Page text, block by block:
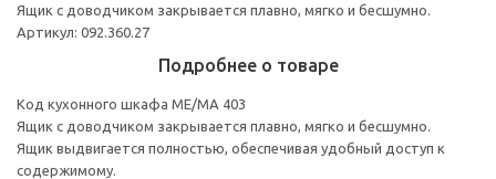
Ящик с доводчиком закрывается плавно, мягко и бесшумно.
Артикул: 092.360.27
Подробнее о товаре
Код кухонного шкафа ME/MA 403
Ящик с доводчиком закрывается плавно, мягко и бесшумно.
Ящик выдвигается полностью, обеспечивая удобный доступ к
содержимому.